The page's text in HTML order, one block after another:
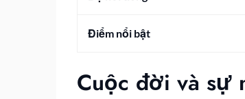
Điểm nổi bật
Cuộc đời và sự